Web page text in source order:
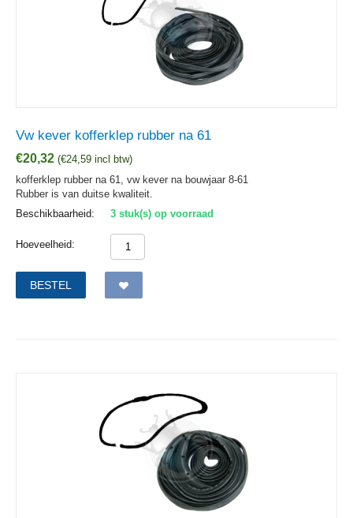
Vw kever kofferklep rubber na 61
€20,32 (€24,59 incl btw)
kofferklep rubber na 61, vw kever na bouwjaar 8-61
Rubber is van duitse kwaliteit.
Beschikbaarheid:
3 stuk(s) op voorraad
Hoeveelheid:
BESTEL